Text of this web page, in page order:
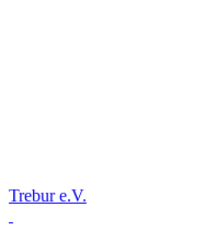
Trebur e.V.